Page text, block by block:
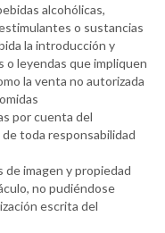
alcohólicas,
o sustancias
la introducción y
o leyendas que impliquen
la venta no autorizada
por cuenta del
toda responsabilidad
imagen y propiedad
no pudiéndose
escrita del